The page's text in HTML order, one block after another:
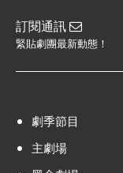
訂閱通訊
緊貼劇團最新動態！
劇季節目
主劇場